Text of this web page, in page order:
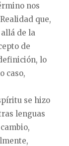
nos
que,
de la
de
lo
caso,
se hizo
lenguas